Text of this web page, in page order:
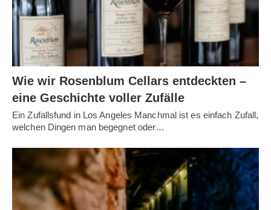
Wie wir Rosenblum Cellars entdeckten –
eine Geschichte voller Zufälle
Ein Zufallsfund in Los Angeles Manchmal ist es einfach Zufall,
welchen Dingen man begegnet oder…